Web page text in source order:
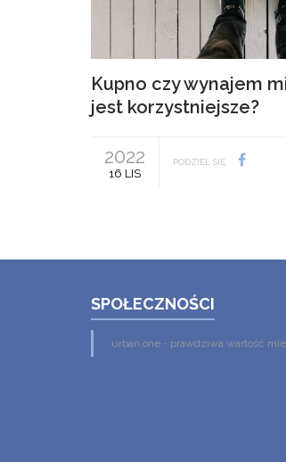
Kupno czy wynajem
jest korzystniejsze?
2022
16 LIS
PODZIEL SIĘ
SPOŁECZNOŚCI
urban.one - prawdziwa wartość